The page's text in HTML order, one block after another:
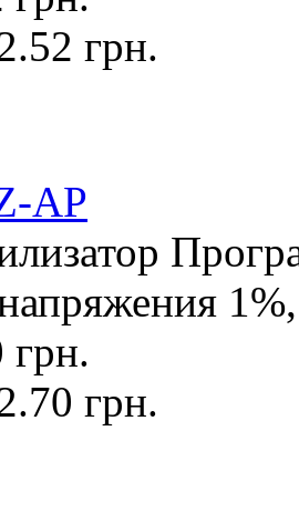
грн.
AP
грн.
грн.